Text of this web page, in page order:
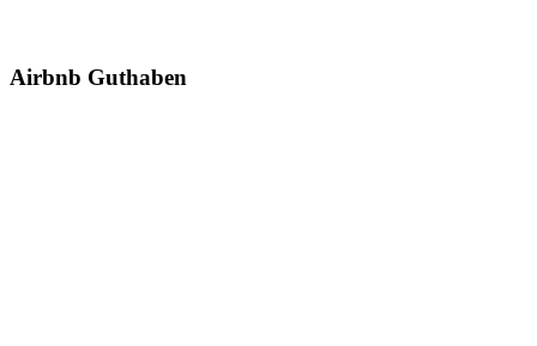
Airbnb Guthaben